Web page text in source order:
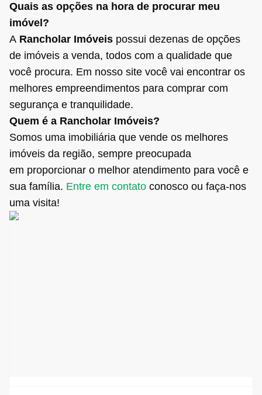
Quais as opções na hora de procurar meu
imóvel?
A Rancholar Imóveis possui dezenas de opções
de imóveis a venda, todos com a qualidade que
você procura. Em nosso site você vai encontrar os
melhores empreendimentos para comprar com
segurança e tranquilidade.
Quem é a Rancholar Imóveis?
Somos uma imobiliária que vende os melhores
imóveis da região, sempre preocupada
em proporcionar o melhor atendimento para você e
sua família. Entre em contato conosco ou faça-nos
uma visita!